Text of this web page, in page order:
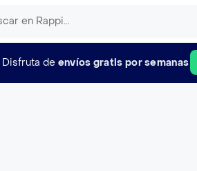
Disfruta de envíos gratis por semanas